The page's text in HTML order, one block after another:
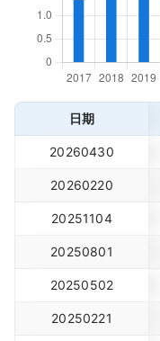
日期
20260430
20260220
20251104
20250801
20250502
20250221